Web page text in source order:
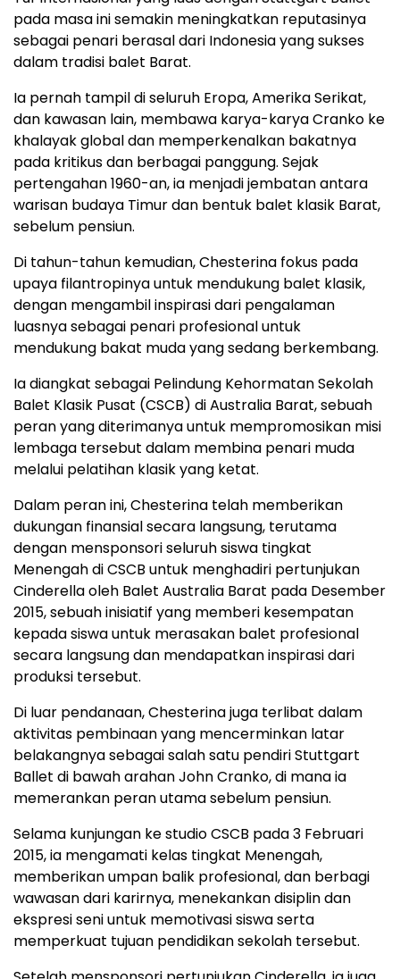
pada masa ini semakin meningkatkan reputasinya
sebagai penari berasal dari Indonesia yang sukses
dalam tradisi balet Barat.
Ia pernah tampil di seluruh Eropa, Amerika Serikat,
dan kawasan lain, membawa karya-karya Cranko ke
khalayak global dan memperkenalkan bakatnya
pada kritikus dan berbagai panggung. Sejak
pertengahan 1960-an, ia menjadi jembatan antara
warisan budaya Timur dan bentuk balet klasik Barat,
sebelum pensiun.
Di tahun-tahun kemudian, Chesterina fokus pada
upaya filantropinya untuk mendukung balet klasik,
dengan mengambil inspirasi dari pengalaman
luasnya sebagai penari profesional untuk
mendukung bakat muda yang sedang berkembang.
Ia diangkat sebagai Pelindung Kehormatan Sekolah
Balet Klasik Pusat (CSCB) di Australia Barat, sebuah
peran yang diterimanya untuk mempromosikan misi
lembaga tersebut dalam membina penari muda
melalui pelatihan klasik yang ketat.
Dalam peran ini, Chesterina telah memberikan
dukungan finansial secara langsung, terutama
dengan mensponsori seluruh siswa tingkat
Menengah di CSCB untuk menghadiri pertunjukan
Cinderella oleh Balet Australia Barat pada Desember
2015, sebuah inisiatif yang memberi kesempatan
kepada siswa untuk merasakan balet profesional
secara langsung dan mendapatkan inspirasi dari
produksi tersebut.
Di luar pendanaan, Chesterina juga terlibat dalam
aktivitas pembinaan yang mencerminkan latar
belakangnya sebagai salah satu pendiri Stuttgart
Ballet di bawah arahan John Cranko, di mana ia
memerankan peran utama sebelum pensiun.
Selama kunjungan ke studio CSCB pada 3 Februari
2015, ia mengamati kelas tingkat Menengah,
memberikan umpan balik profesional, dan berbagi
wawasan dari karirnya, menekankan disiplin dan
ekspresi seni untuk memotivasi siswa serta
memperkuat tujuan pendidikan sekolah tersebut.